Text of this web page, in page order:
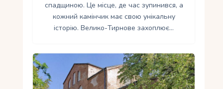
спадщиною. Це місце, де час зупинився, а
кожний камінчик має свою унікальну
історію. Велико-Тирнове захоплює…